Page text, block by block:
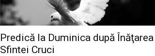
Predică la Duminica după Înăţarea
Sfintei Cruci